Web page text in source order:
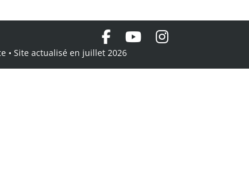
• Site actualisé en juillet 2026